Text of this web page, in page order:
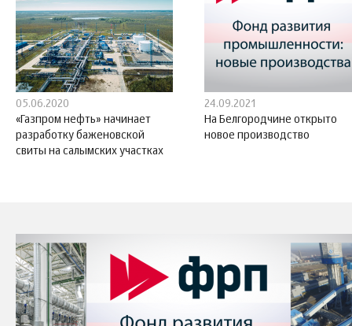
05.06.2020
«Газпром нефть» начинает
разработку баженовской
свиты на салымских участках
24.09.2021
На Белгородчине открыто
новое производство